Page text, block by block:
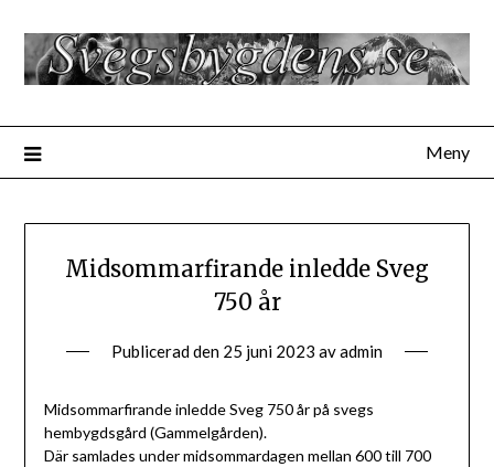
innehåll
Meny
Midsommarfirande inledde Sveg
750 år
Publicerad den 25 juni 2023 avadmin
Midsommarfirande inledde Sveg 750 år på svegs
hembygdsgård (Gammelgården).
Där samlades under midsommardagen mellan 600 till 700